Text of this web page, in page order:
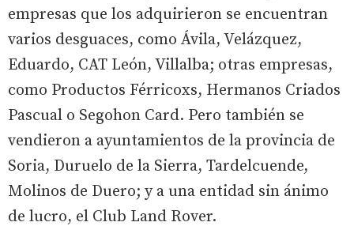
empresas que los adquirieron se encuentran
varios desguaces, como Ávila, Velázquez,
Eduardo, CAT León, Villalba; otras empresas,
como Productos Férricoxs, Hermanos Criados
Pascual o Segohon Card. Pero también se
vendieron a ayuntamientos de la provincia de
Soria, Duruelo de la Sierra, Tardelcuende,
Molinos de Duero; y a una entidad sin ánimo
de lucro, el Club Land Rover.